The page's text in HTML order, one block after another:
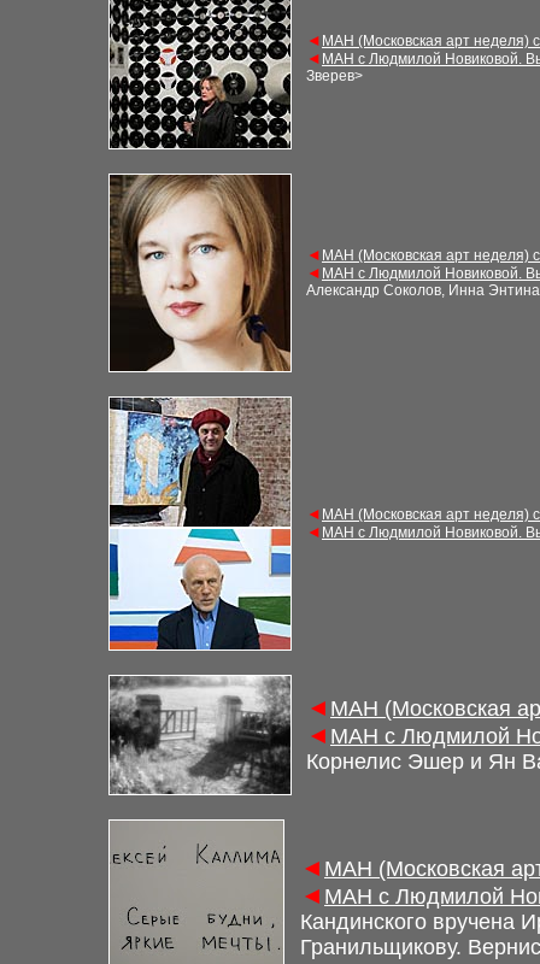
◄ МАН (Московская арт неделя)
◄ МАН с Людмилой Новиковой.
Зверев>
◄ МАН (Московская арт неделя)
◄ МАН с Людмилой Новиковой.
Александр Соколов, Инна
◄ МАН (Московская арт неделя)
◄ МАН с Людмилой Новиковой.
◄ МАН (Московская
◄ МАН с Людмилой
Корнелис Эшер и Ян
◄ МАН (Московская
◄ МАН с Людмилой
Кандинского вручена
Гранильщикову.